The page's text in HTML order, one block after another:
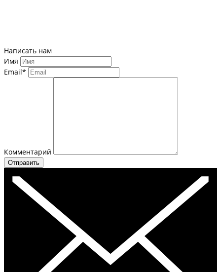
Написать нам
Имя
Email*
Комментарий
Отправить